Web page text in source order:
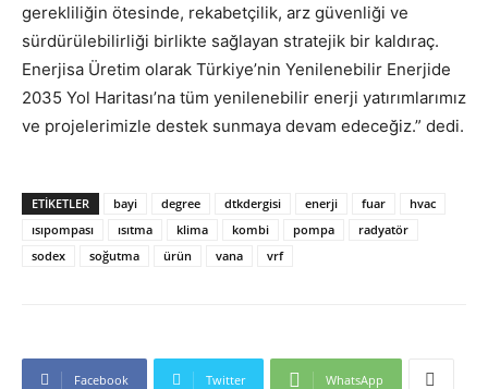
gerekliliğin ötesinde, rekabetçilik, arz güvenliği ve
sürdürülebilirliği birlikte sağlayan stratejik bir kaldıraç.
Enerjisa Üretim olarak Türkiye’nin Yenilenebilir Enerjide
2035 Yol Haritası’na tüm yenilenebilir enerji yatırımlarımız
ve projelerimizle destek sunmaya devam edeceğiz.” dedi.
ETİKETLER bayi degree dtkdergisi enerji fuar
hvac
ısıpompası
ısıtma klima kombi pompa
radyatör
sodex
soğutma ürün vana vrf
Facebook Twitter WhatsApp